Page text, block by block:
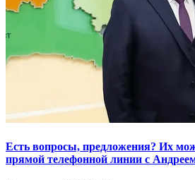
Есть вопросы, предложения? Их
прямой телефонной линии с